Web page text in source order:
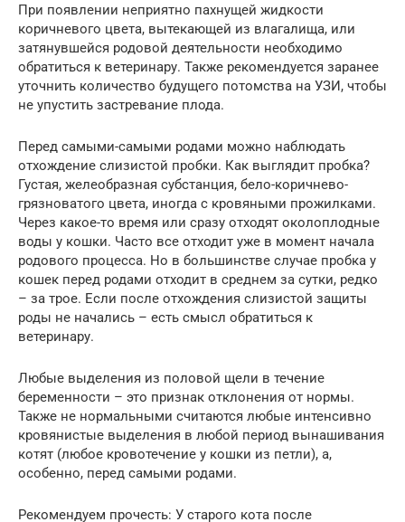
При появлении неприятно пахнущей жидкости
коричневого цвета, вытекающей из влагалища, или
затянувшейся родовой деятельности необходимо
обратиться к ветеринару. Также рекомендуется заранее
уточнить количество будущего потомства на УЗИ, чтобы
не упустить застревание плода.
Перед самыми-самыми родами можно наблюдать
отхождение слизистой пробки. Как выглядит пробка?
Густая, желеобразная субстанция, бело-коричнево-
грязноватого цвета, иногда с кровяными прожилками.
Через какое-то время или сразу отходят околоплодные
воды у кошки. Часто все отходит уже в момент начала
родового процесса. Но в большинстве случае пробка у
кошек перед родами отходит в среднем за сутки, редко
– за трое. Если после отхождения слизистой защиты
роды не начались – есть смысл обратиться к
ветеринару.
Любые выделения из половой щели в течение
беременности – это признак отклонения от нормы.
Также не нормальными считаются любые интенсивно
кровянистые выделения в любой период вынашивания
котят (любое кровотечение у кошки из петли), а,
особенно, перед самыми родами.
Рекомендуем прочесть: У старого кота после